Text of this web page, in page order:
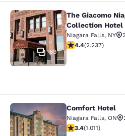
The Giacomo
69
The Giacomo
Collection Hotel
Niagara Falls, NY
Valutazione di 4.37
4.4(2.237)
Comfort Hotel
Comfort Hotel
Niagara Falls, ON
Valutazione di 3.4
3.4(1.011)